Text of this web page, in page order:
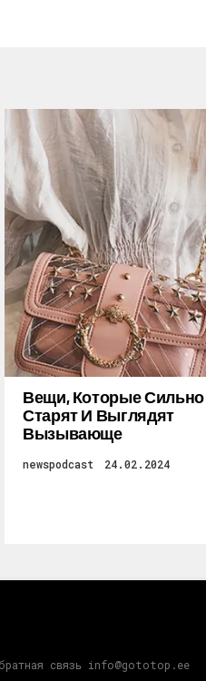
Вещи, Которые Сильно
Старят И Выглядят
Вызывающе
newspodcast 24.02.2024
связь info@gototop.ee